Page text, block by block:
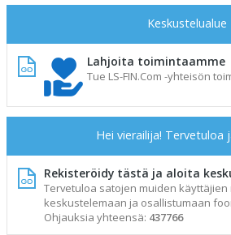
Keskustelualue
Lahjoita toimintaamme
Tue LS-FIN.Com -yhteisön
Hei vierailija! Tervetuloa
Rekisteröidy tästä ja aloita
Tervetuloa satojen muiden käyttäjien
keskustelemaan ja osallistumaan
Ohjauksia yhteensä: 437766